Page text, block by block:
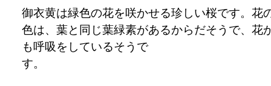
御衣黄は緑色の花を咲かせる珍しい桜です。花
色は、葉と同じ葉緑素があるからだそうで、花
も呼吸をしているそうで